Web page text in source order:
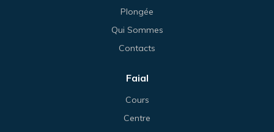
Plongée
Qui Sommes
Contacts
Faial
Cours
Centre